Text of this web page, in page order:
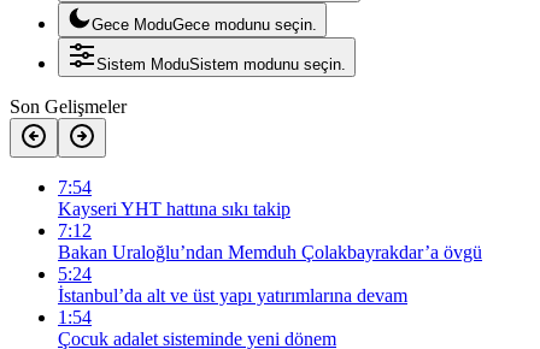
Gece ModuGece modunu seçin.
Sistem ModuSistem modunu seçin.
Son Gelişmeler
7:54
Kayseri YHT hattına sıkı takip
7:12
Bakan Uraloğlu’ndan Memduh Çolakbayrakdar’a övgü
5:24
İstanbul’da alt ve üst yapı yatırımlarına devam
1:54
Çocuk adalet sisteminde yeni dönem